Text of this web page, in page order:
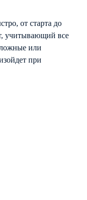
от старта до
учитывающий все
или
при